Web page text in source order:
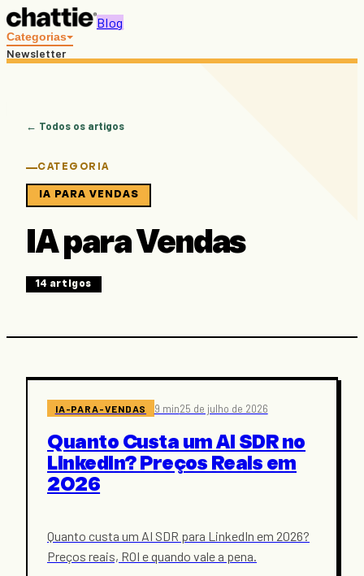
Blog
Categorias
Newsletter
Recursos gratuitos
← Todos os artigos
CATEGORIA
IA PARA VENDAS
IA para Vendas
14 artigos
IA-PARA-VENDAS 9 min25 de julho de 2026
Quanto Custa um AI SDR no
LinkedIn? Preços Reais em
2026
Quanto custa um AI SDR para LinkedIn em 2026?
Preços reais, ROI e quando vale a pena.